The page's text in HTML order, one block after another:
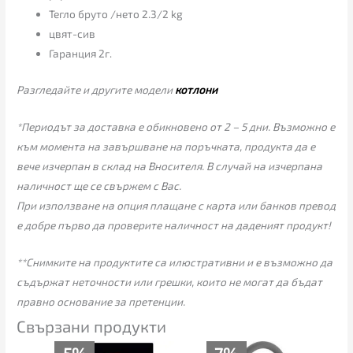
Тегло бруто /нето 2.3/2 kg
цвят-сив
Гаранция 2г.
Разгледайте и другите моделикотлони
*Периодът за доставка е обикновено от 2 – 5 дни. Възможно е
към момента на завършване на поръчката, продукта да е
вече изчерпан в склад на Вносителя. В случай на изчерпана
наличност ще се свържем с Вас.
При използване на опция плащане с карта или банков превод
е добре първо да проверите наличност на даденият продукт!
**Снимките на продуктите са илюстративни и е възможно да
съдържат неточности или грешки, които не могат да бъдат
правно основание за претенции.
Свързани продукти
Original
Текущата
OriginalТекущата